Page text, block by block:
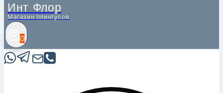
Инт Флор
Магазин плинтусов
0